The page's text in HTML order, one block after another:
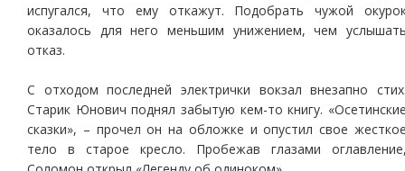
испугался, что ему откажут. Подобрать чужой
оказалось для него меньшим унижением, чем
отказ.
С отходом последней электрички вокзал внезапно
Старик Юнович поднял забытую кем-то книгу.
сказки», – прочел он на обложке и опустил свое
тело в старое кресло. Пробежав глазами